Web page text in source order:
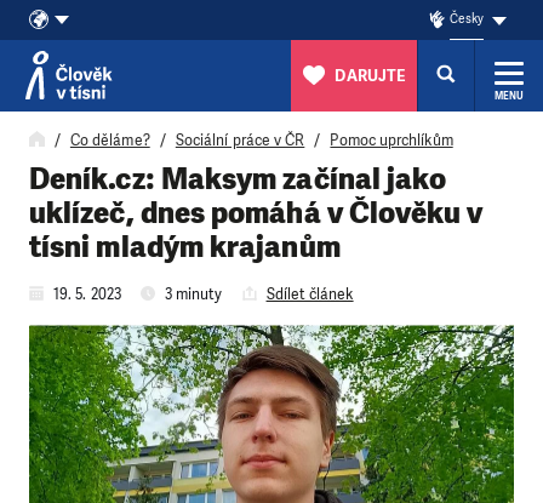
Přeskočit na obsah
Česky
DARUJTE
MENU
Co děláme? Sociální práce v ČR Pomoc uprchlíkům
Deník.cz: Maksym začínal jako
uklízeč, dnes pomáhá v Člověku v
tísni mladým krajanům
19. 5. 2023 3 minuty Sdílet článek